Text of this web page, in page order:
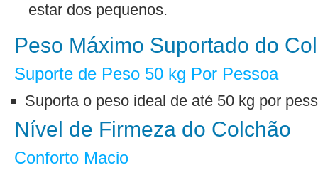
estar dos pequenos.
Peso Máximo Suportado do
Suporte de Peso 50 kg Por Pessoa
Suporta o peso ideal de até 50 kg por
Nível de Firmeza do Colchão
Conforto Macio